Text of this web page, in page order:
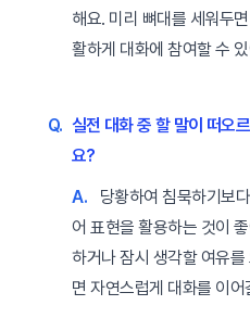
해요. 미리 뼈대를 세워두
활하게 대화에 참여할 수
Q. 실전 대화 중 할 말이 떠오
요?
A.
당황하여 침묵하기보
어 표현을 활용하는 것이
하거나 잠시 생각할 여유
면 자연스럽게 대화를 이어